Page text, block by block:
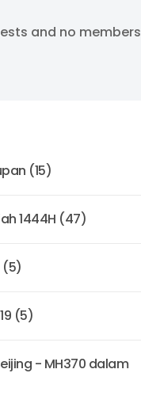
and no members
(15)
1444H (47)
(5)
(5)
- MH370 dalam